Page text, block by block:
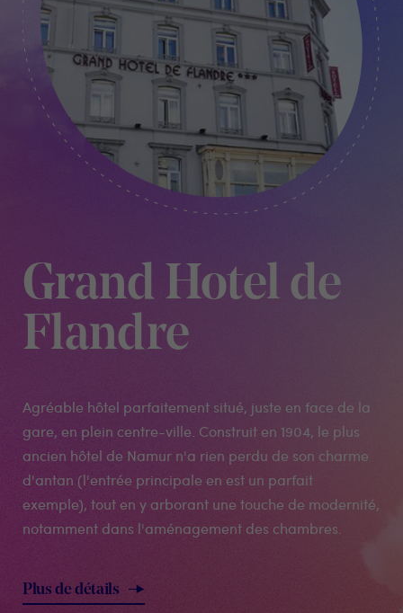
Grand Hotel de
Flandre
Agréable hôtel parfaitement situé, juste en face de la
gare, en plein centre-ville. Construit en 1904, le plus
ancien hôtel de Namur n'a rien perdu de son charme
d'antan (l'entrée principale en est un parfait
exemple), tout en y arborant une touche de modernité,
notamment dans l'aménagement des chambres.
Plus de détails